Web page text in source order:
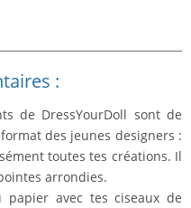
:
de DressYourDoll sont de
des jeunes designers :
toutes tes créations. Il
arrondies.
avec tes ciseaux de